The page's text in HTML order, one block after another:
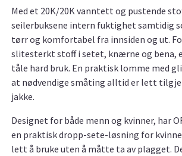
Med et 20K/20K vanntett og pustende
seilerbuksene intern fuktighet samtidig
tørr og komfortabel fra innsiden og ut.
slitesterkt stoff i setet, knærne og bena,
tåle hard bruk. En praktisk lomme med
at nødvendige småting alltid er lett
jakke.
Designet for både menn og kvinner, har
en praktisk dropp-sete-løsning for
lett å bruke uten å måtte ta av plagget.